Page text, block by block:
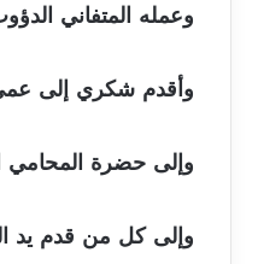
وعمله المتفاني
وأقدم شكري إلى عمي
وإلى حضرة المحامي
وإلى كل من قدم يد